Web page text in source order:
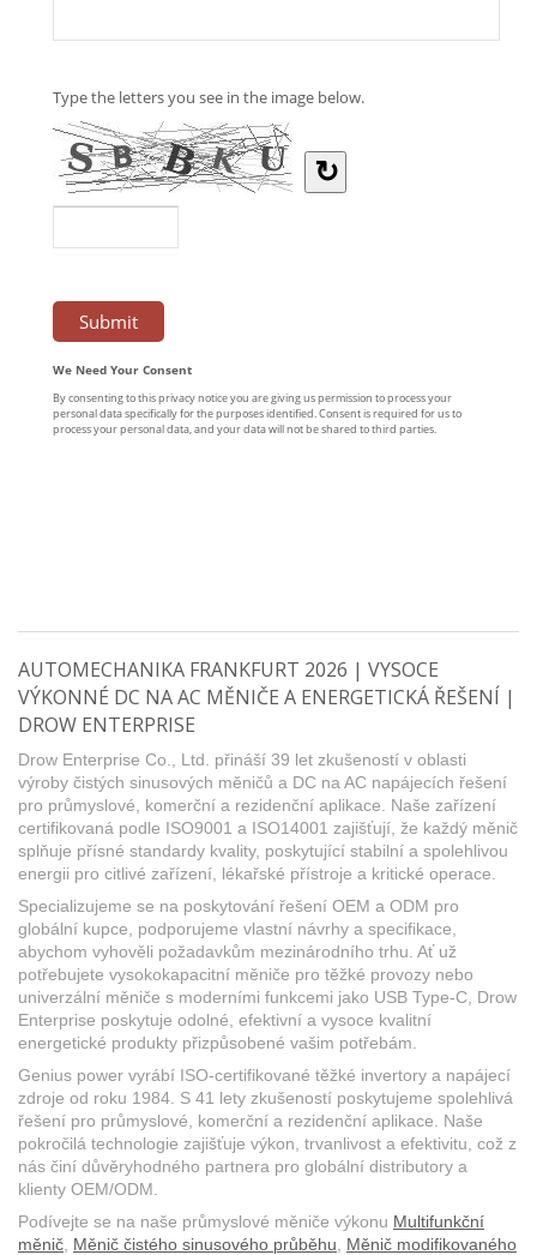
AUTOMECHANIKA FRANKFURT 2026 | VYSOCE
VÝKONNÉ DC NA AC MĚNIČE A ENERGETICKÁ ŘEŠENÍ |
DROW ENTERPRISE
Drow Enterprise Co., Ltd. přináší 39 let zkušeností v oblasti
výroby čistých sinusových měničů a DC na AC napájecích řešení
pro průmyslové, komerční a rezidenční aplikace. Naše zařízení
certifikovaná podle ISO9001 a ISO14001 zajišťují, že každý měnič
splňuje přísné standardy kvality, poskytující stabilní a spolehlivou
energii pro citlivé zařízení, lékařské přístroje a kritické operace.
Specializujeme se na poskytování řešení OEM a ODM pro
globální kupce, podporujeme vlastní návrhy a specifikace,
abychom vyhověli požadavkům mezinárodního trhu. Ať už
potřebujete vysokokapacitní měniče pro těžké provozy nebo
univerzální měniče s moderními funkcemi jako USB Type-C, Drow
Enterprise poskytuje odolné, efektivní a vysoce kvalitní
energetické produkty přizpůsobené vašim potřebám.
Genius power vyrábí ISO-certifikované těžké invertory a napájecí
zdroje od roku 1984. S 41 lety zkušeností poskytujeme spolehlivá
řešení pro průmyslové, komerční a rezidenční aplikace. Naše
pokročilá technologie zajišťuje výkon, trvanlivost a efektivitu, což z
nás činí důvěryhodného partnera pro globální distributory a
klienty OEM/ODM.
Podívejte se na naše průmyslové měniče výkonu Multifunkční
měnič
Měnič čistého sinusového průběhu
Měnič modifikovaného